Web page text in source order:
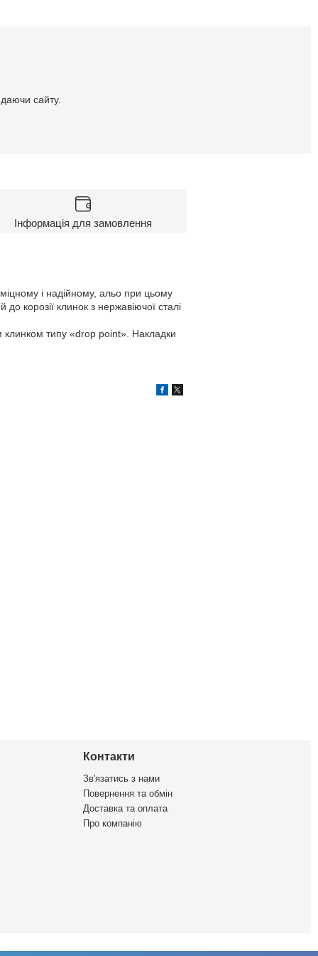
сайту.
Інформація для замовлення
і надійному, альо при цьому
корозії клинок з нержавіючої сталі
клинком типу «drop point». Накладки
Контакти
Зв'язатись з нами
Повернення та обмін
Доставка та оплата
Про компанію